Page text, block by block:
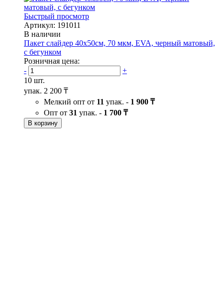
Быстрый просмотр
Артикул: 191011
В наличии
Пакет слайдер 40х50см, 70 мкм, EVA, черный матовый,
с бегунком
Розничная цена:
-
+
10 шт.
упак. 2 200 ₸
Мелкий опт от 11 упак. - 1 900 ₸
Опт от 31 упак. - 1 700 ₸
В корзину